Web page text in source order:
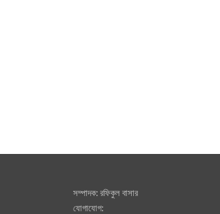
সম্পাদক: রফিকুল বাসার
যোগাযোগ: